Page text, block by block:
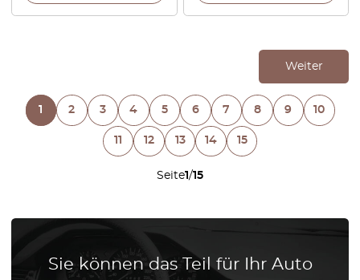
Seite1/15
Weiter
1 2 3 4 5 6 7 8 9 10
11 12 13 14 15
Sie können das Teil für Ihr Auto